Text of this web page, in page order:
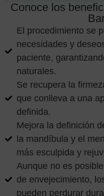
Conoce los
El procedimiento se
necesidades y
paciente,
naturales.
Se recupera la
que conlleva a una
definida.
Mejora la definición
la mandíbula y el
más esculpida y
Aunque no es
de envejecimiento,
pueden perdurar